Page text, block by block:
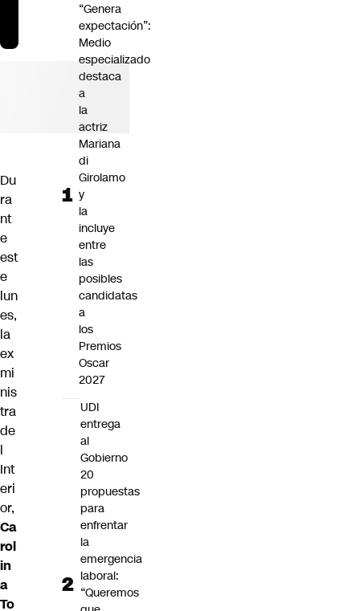
Du
ra
nt
e
est
e
lun
es,
la
ex
mi
nis
tra
de
l
Int
eri
or,
Ca
rol
in
a
To
“Genera
expectación”:
Medio
especializado
destaca
a
la
actriz
Mariana
di
Girolamo
y
la
incluye
entre
las
posibles
candidatas
a
los
Premios
Oscar
2027
UDI
entrega
al
Gobierno
20
propuestas
para
enfrentar
la
emergencia
laboral:
“Queremos